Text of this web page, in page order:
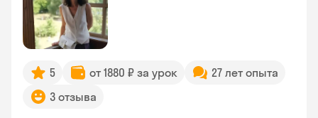
5 от 1880 ₽ за урок
27 лет опыта
3 отзыва